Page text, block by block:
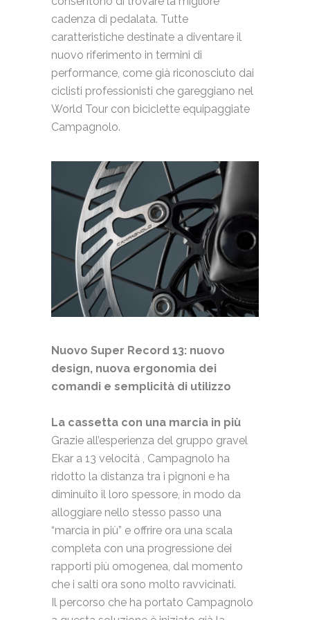
cadenza di pedalata. Tutte
caratteristiche destinate a diventare il
nuovo riferimento in termini di
performance, come già riconosciuto dai
ciclisti professionisti che gareggiano nel
World Tour con biciclette equipaggiate
Campagnolo.
Nuovo Super Record 13: nuovo
design, nuova ergonomia dei
comandi e semplicità di utilizzo
La cassetta con una marcia in più
Grazie all’esperienza del gruppo gravel
Ekar a 13 velocità , Campagnolo ha
ridotto la distanza tra i pignoni e ha
diminuito il loro spessore, in modo da
alloggiare nello stesso passo una
“marcia in più” e offrire ora una scala
completa con una progressione dei
rapporti più omogenea, dal momento
che i salti ora sono molto ravvicinati.
Il percorso che ha portato Campagnolo